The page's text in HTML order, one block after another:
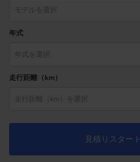
年式
走行距離（km）
見積りスタート